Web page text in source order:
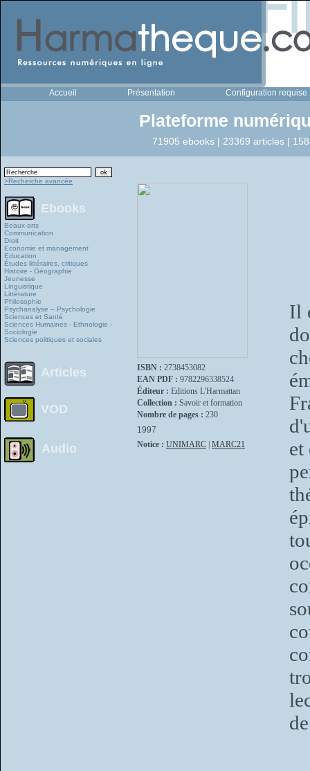
Accueil Présentation Configuration requise
Plateforme
71905 ebooks | 23369 articles |
>Recherche avancée
Ebooks
Beaux-arts
Communication
Droit
Economie et management
Education
Études littéraires, critiques
Histoire - Géographie
Jeunesse
Linguistique
Littérature
Philosophie
Psychanalyse – Psychologie
Sciences et Santé
Sciences Humaines - Ethnologie -
Sociologie
Sciences politiques et sociales
Articles
VOD
Audio
ISBN : 2738453082
EAN PDF : 9782296338524
Éditeur : Editions L'Harmattan
Collection : Savoir et formation
Nombre de pages : 230
1997
Notice : UNIMARC MARC21
Il
et